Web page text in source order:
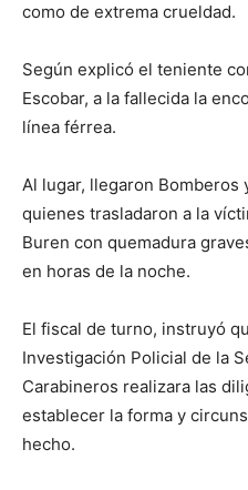
como de extrema crueldad.
Según explicó el teniente
Escobar, a la fallecida la
línea férrea.
Al lugar, llegaron Bomberos
quienes trasladaron a la
Buren con quemadura
en horas de la noche.
El fiscal de turno, instruyó
Investigación Policial de la
Carabineros realizara las
establecer la forma y
hecho.